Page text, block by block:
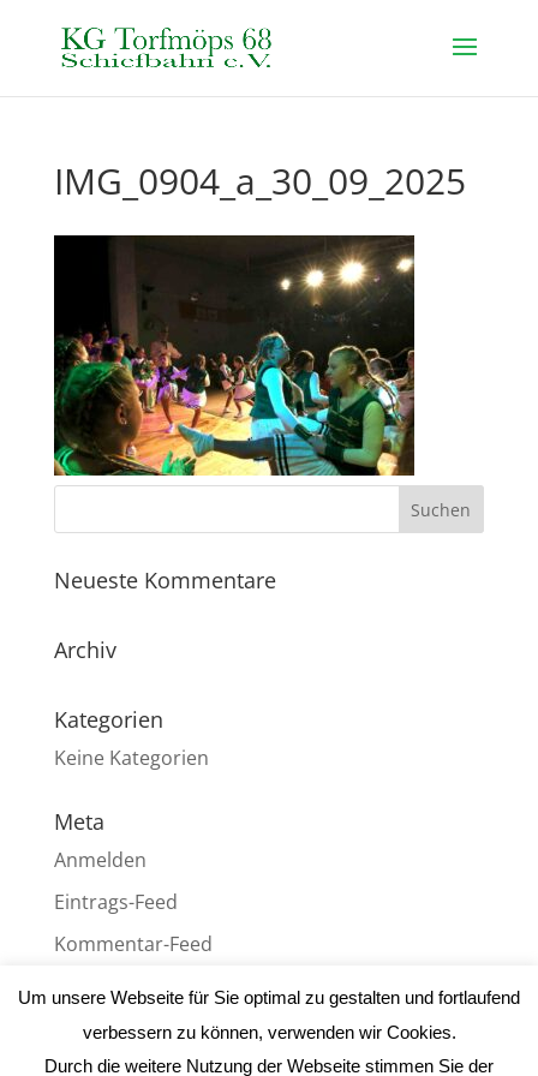
IMG_0904_a_30_09_2025
Neueste Kommentare
Archiv
Kategorien
Keine Kategorien
Meta
Anmelden
Eintrags-Feed
Kommentar-Feed
WordPress.org
Um unsere Webseite für Sie optimal zu gestalten und fortlaufend
verbessern zu können, verwenden wir Cookies.
Durch die weitere Nutzung der Webseite stimmen Sie der